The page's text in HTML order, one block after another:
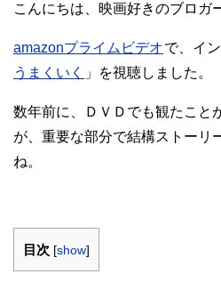
こんにちは、映画好きのブロガ
amazonプライムビデオで、イ
うまくいく
」を視聴しました。
数年前に、ＤＶＤでも観たこと
が、重要な部分で結構ストーリ
ね。
目次 [show]